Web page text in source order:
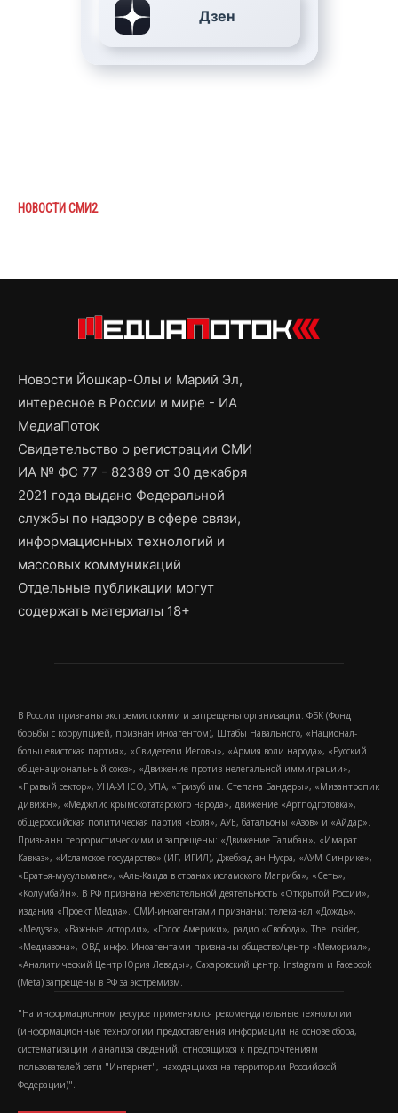
Дзен
НОВОСТИ СМИ2
Новости Йошкар-Олы и Марий Эл,
интересное в России и мире - ИА
МедиаПоток
Свидетельство о регистрации СМИ
ИА № ФС 77 - 82389 от 30 декабря
2021 года выдано Федеральной
службы по надзору в сфере связи,
информационных технологий и
массовых коммуникаций
Отдельные публикации могут
содержать материалы 18+
В России признаны экстремистскими и запрещены организации: ФБК (Фонд
борьбы с коррупцией, признан иноагентом), Штабы Навального, «Национал-
большевистская партия», «Свидетели Иеговы», «Армия воли народа», «Русский
общенациональный союз», «Движение против нелегальной иммиграции»,
«Правый сектор», УНА-УНСО, УПА, «Тризуб им. Степана Бандеры», «Мизантропик
дивижн», «Меджлис крымскотатарского народа», движение «Артподготовка»,
общероссийская политическая партия «Воля», АУЕ, батальоны «Азов» и «Айдар».
Признаны террористическими и запрещены: «Движение Талибан», «Имарат
Кавказ», «Исламское государство» (ИГ, ИГИЛ), Джебхад-ан-Нусра, «АУМ Синрике»,
«Братья-мусульмане», «Аль-Каида в странах исламского Магриба», «Сеть»,
«Колумбайн». В РФ признана нежелательной деятельность «Открытой России»,
издания «Проект Медиа». СМИ-иноагентами признаны: телеканал «Дождь»,
«Медуза», «Важные истории», «Голос Америки», радио «Свобода», The Insider,
«Медиазона», ОВД-инфо. Иноагентами признаны общество/центр «Мемориал»,
«Аналитический Центр Юрия Левады», Сахаровский центр. Instagram и Facebook
(Metа) запрещены в РФ за экстремизм.
"На информационном ресурсе применяются рекомендательные технологии
(информационные технологии предоставления информации на основе сбора,
систематизации и анализа сведений, относящихся к предпочтениям
пользователей сети "Интернет", находящихся на территории Российской
Федерации)".